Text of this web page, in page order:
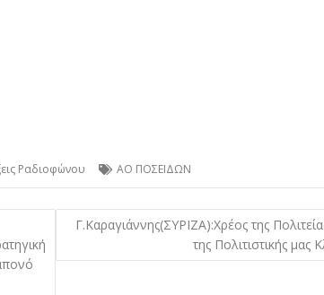
Ραδιοφώνου ΑΟ ΠΟΣΕΙΔΩΝ
Γ.Καραγιάννης(ΣΥΡΙΖΑ):Χρέος της
της Πολιτιστικής μας